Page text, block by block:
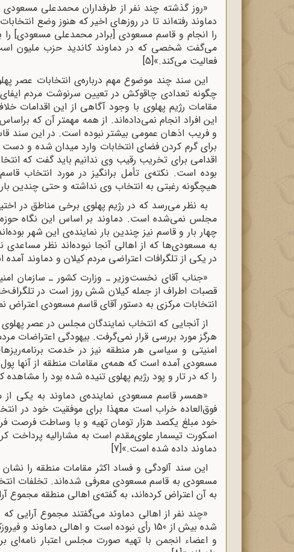
«روز گذشته چند نفر از طرفداران محمدعلی
دماوند رفته‌اند تا در روزهای اخیر که هنوز وضع
را انجام و قاسم مسعودی [برادر محمدعلی مسعودی]
می‌گفت شخصی که در دماوند کاندید حزب ملیون
فعالیت می‌کند.»[5]
این سند چند موضوع مهم درباره‌ی انتخابات
چگونه تعدادی چاقوکش در تعیین سرنوشت مردم
مقامات رژیم پهلوی با وجود آگاهی از این اقدامات
این افراد انجام نمی‌داده‌اند. از همه‌ مهمتر آن که
و فریب اذهان عمومی بیشتر نبوده است. در این سند
برای گرم کردن فضای انتخابات وارد میدان شده و
اقدامی برای تخریب رقیب وی ندانیم باید گفت که
هیچگونه رغبتی به انتخاب وی نداشته و حتی چندین
به نظر می‌رسد که در رژیم پهلوی برخی مناطق در
مجلس نمی‌شده است. دماوند بر اساس این نگاه
چهار بار و قاسم نیز چندین بار نماینده‌ی این شهر
به مسعودی‌ها که از اهالی آنجا نبوده‌اند نظر مساعدی
در یکی از تلگرافات اعتراضی مردم کیلان و دماوند
«جناب آقای نخست‌وزیر ـ وزارت کشور ـ سازمان
قصبات اطراف از جمله کیلان شش روز است در
انتخابات مرکزی به دستور آقای قاسم مسعودی اعتراض
از آنجایی که انتخاب نمایندگان مجلس در عصر
هرگز مورد بررسی قرار نمی‌گرفت. بیهودگی اعتراضات
امنیتی و سیاسی هر منطقه نیز در خدمت
مسعودی آمده است که همه‌ی مقامات منطقه از آنها
را که در تار و پود رژیم پهلوی تنیده شده بود را مشاهده
«همسر قاسم مسعودی نماینده‌ی دماوند به یکی
فوق‌العاده خراب است معهذا برای موفقیت خود در
خود مبلغ یکصد هزار تومان تهیه و با وساطت فرصت
اسکورت تیسمار علوی‌مقدم است به مشارالیه پرداخت
دماوند داده شده است.»[7]
این سند آلودگی و فساد اکثر مقامات منطقه را
مسعودی به قاسم مسعودی معرفی شده‌اند. تخلفات
به آن اعتراض کرده‌اند، به گفته‌ی اهالی منطقه مجموع آرای قاسم
«چند نفر از اهالی دماوند می‌گفتند مجموع آرایی
شده بیش از 150 رأی نبوده است و اهالی
و اعضاء انجمن با تهیه صورت مجلس اعتبار نامه‌ای